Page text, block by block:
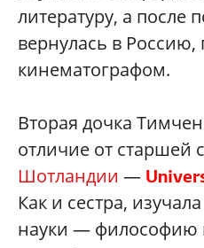
литературу, а после
вернулась в Россию,
кинематографом.
Вторая дочка
отличие от старшей
Шотландии —
Как и сестра,
науки — философию